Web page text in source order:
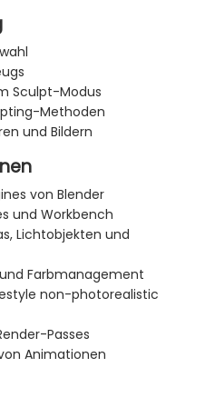
Sculpt-Modus
Methoden
und Bildern
von Blender
und Workbench
Lichtobjekten und
Farbmanagement
non-photorealistic
Passes
Animationen